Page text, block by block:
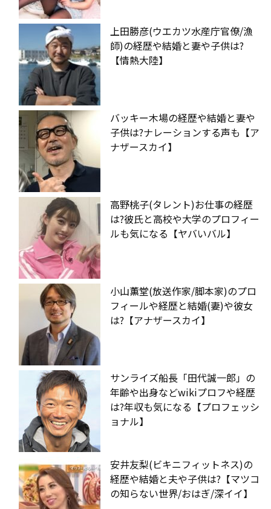
上田勝彦(ウエカツ水産庁官僚/漁
師)の経歴や結婚と妻や子供は?
【情熱大陸】
バッキー木場の経歴や結婚と妻や
子供は?ナレーションする声も【ア
ナザースカイ】
高野桃子(タレント)お仕事の経歴
は?彼氏と高校や大学のプロフィー
ルも気になる【ヤバいバル】
小山薫堂(放送作家/脚本家)のプロ
フィールや経歴と結婚(妻)や彼女
は?【アナザースカイ】
サンライズ船長「田代誠一郎」の
年齢や出身などwikiプロフや経歴
は?年収も気になる【プロフェッシ
ョナル】
安井友梨(ビキニフィットネス)の
経歴や結婚と夫や子供は?【マツコ
の知らない世界/おはぎ/深イイ】